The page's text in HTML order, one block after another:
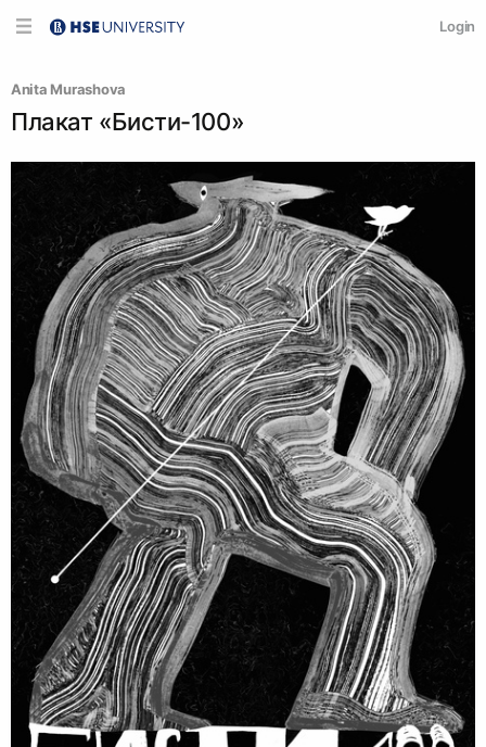
Login
Anita Murashova
Плакат «Бисти-100»